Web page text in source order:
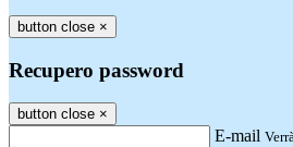
button close ×
Recupero password
button close ×
E-mail